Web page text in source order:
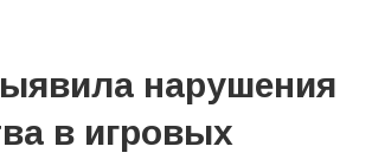
нарушения
в игровых